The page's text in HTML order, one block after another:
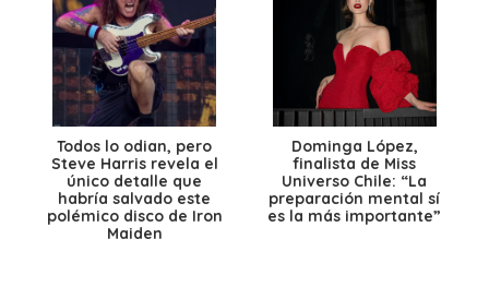
Todos lo odian, pero
Steve Harris revela el
único detalle que
habría salvado este
polémico disco de Iron
Maiden
Dominga López,
finalista de Miss
Universo Chile: “La
preparación mental sí
es la más importante”